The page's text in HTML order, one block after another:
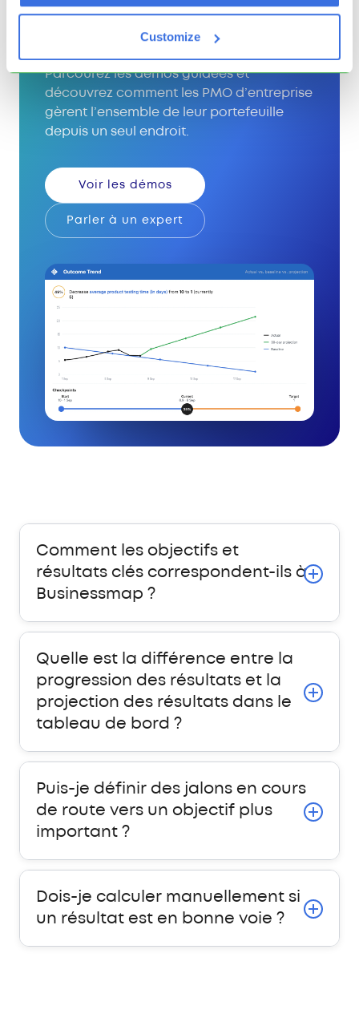
Customize
Voir Businessmap en
Parcourez les démos guidées et
découvrez comment les PMO d’entreprise
gèrent l’ensemble de leur portefeuille
depuis un seul endroit.
Voir les démos
Parler à un expert
Comment les objectifs et
résultats clés correspondent-ils à
Businessmap ?
Quelle est la différence entre la
progression des résultats et la
projection des résultats dans le
tableau de bord ?
Puis-je définir des jalons en cours
de route vers un objectif plus
important ?
Dois-je calculer manuellement si
un résultat est en bonne voie ?